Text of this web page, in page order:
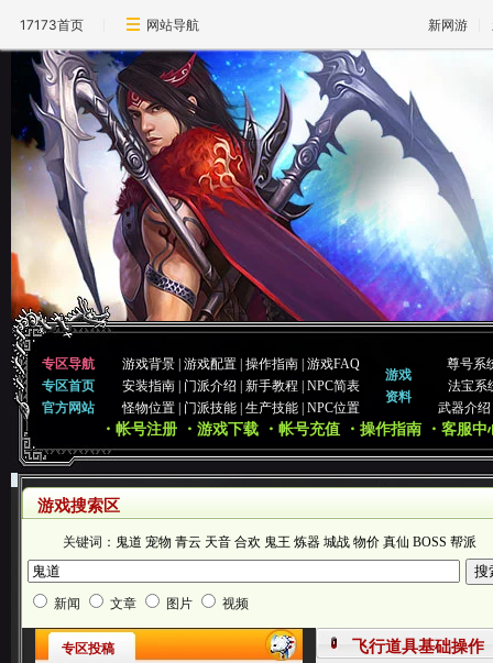
17173首页 网站导航 新网游
专区导航
专区首页
官方网站
游戏背景 |游戏配置 |操作指南 |游戏FAQ
安装指南
门派介绍 |新手教程 |NPC简表
怪物位置
门派技能 |生产技能 |NPC位置
游戏
资料
尊号系
法宝系
武器介绍
・帐号注册 ・游戏下载 ・帐号充值 ・操作指南 ・客服中
游戏搜索区
关键词： 鬼道 宠物 青云 天音 合欢 鬼王 炼器 城战 物价 真仙 BOSS 帮派
新闻 文章 图片 视频
专区投稿 飞行道具基础操作